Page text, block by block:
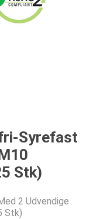
Syrefast
Stk)
2 Udvendige
Stk)